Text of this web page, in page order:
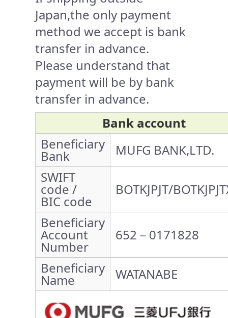
Japan,the only payment
method we accept is bank
transfer in advance.
Please understand that
payment will be by bank
transfer in advance.
Bank account
Beneficiary
Bank
MUFG BANK,LTD.
SWIFT
code /
BIC code
BOTKJPJT/
Beneficiary
Account
Number
652－0171828
Beneficiary
Name WATANABE